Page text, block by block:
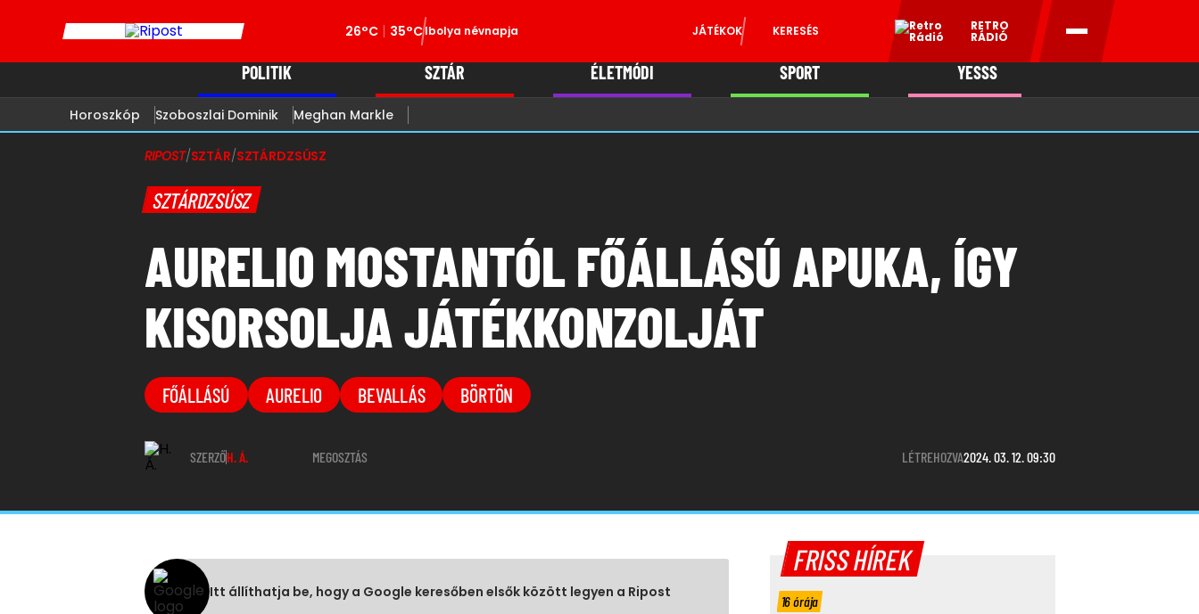
26°C 35°CIbolya névnapja JÁTÉKOK KERESÉS RETRO
RÁDIÓ
POLITIK SZTÁR ÉLETMÓDI SPORT YESSS
Horoszkóp Szoboszlai Dominik Meghan Markle
RIPOST/SZTÁR/SZTÁRDZSÚSZ
SZTÁRDZSÚSZ
AURELIO MOSTANTÓL FŐÁLLÁSÚ APUKA, ÍGY
KISORSOLJA JÁTÉKKONZOLJÁT
FŐÁLLÁSÚ AURELIO BEVALLÁS BÖRTÖN
SZERZŐH. Á. MEGOSZTÁS LÉTREHOZVA2024. 03. 12. 09:30
Itt állíthatja be, hogy a Google keresőben elsők között legyen a Ripost
FRISS HÍREK
16 órája